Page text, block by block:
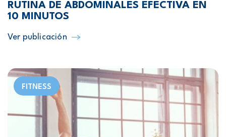
RUTINA DE ABDOMINALES EFECTIVA EN
10 MINUTOS
Ver publicación
FITNESS